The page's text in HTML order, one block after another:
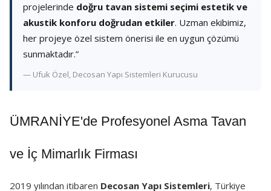
projelerinde doğru tavan sistemi seçimi estetik ve
akustik konforu doğrudan etkiler. Uzman ekibimiz,
her projeye özel sistem önerisi ile en uygun çözümü
sunmaktadır.”
— Ufuk Özel, Decosan Yapı Sistemleri Kurucusu
ÜMRANİYE'de Profesyonel Asma Tavan
ve İç Mimarlık Firması
2019 yılından itibaren Decosan Yapı Sistemleri, Türkiye